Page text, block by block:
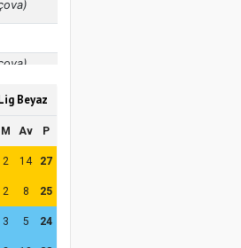
Beyaz
M Av P
2 14 27
2 8 25
3 5 24